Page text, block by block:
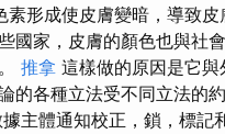
素形成使皮膚變暗，導致皮
國家，皮膚的顏色也與社
推拿 這樣做的原因是它
的各種立法受不同立法的
主體通知校正，鎖，標記